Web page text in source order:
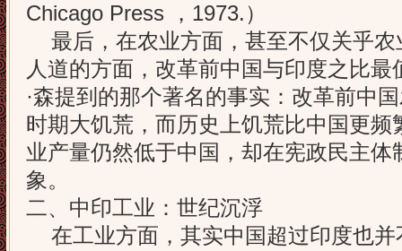
Chicago Press ，1973.）
最后，在农业方面，甚至不仅关乎农
人道的方面，改革前中国与印度之比
·森提到的那个著名的事实：改革前中
时期大饥荒，而历史上饥荒比中国更
业产量仍然低于中国，却在宪政民主
象。
二、中印工业：世纪沉浮
在工业方面，其实中国超过印度也并